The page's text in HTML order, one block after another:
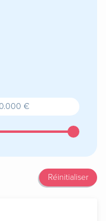
Réinitialiser